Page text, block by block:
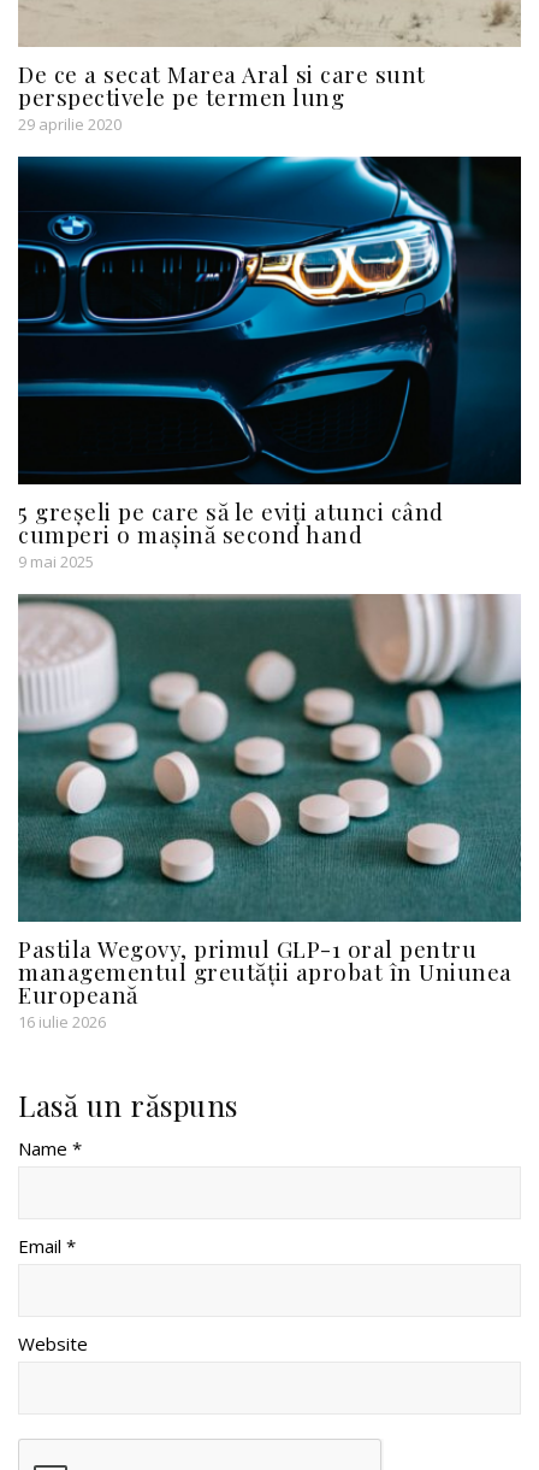
De ce a secat Marea Aral si care sunt
perspectivele pe termen lung
29 aprilie 2020
5 greșeli pe care să le eviți atunci când
cumperi o mașină second hand
9 mai 2025
Pastila Wegovy, primul GLP-1 oral pentru
managementul greutății aprobat în Uniunea
Europeană
16 iulie 2026
Lasă un răspuns
Name *
Email *
Website